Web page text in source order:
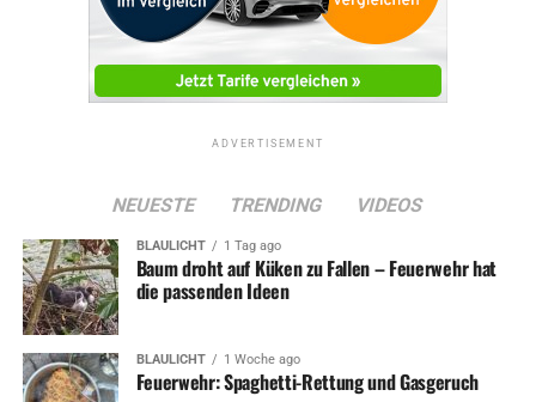
ADVERTISEMENT
NEUESTE TRENDING VIDEOS
BLAULICHT 1 Tag ago
Baum droht auf Küken zu Fallen – Feuerwehr hat
die passenden Ideen
BLAULICHT 1 Woche ago
Feuerwehr: Spaghetti-Rettung und Gasgeruch